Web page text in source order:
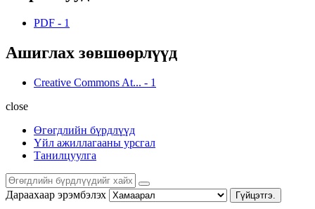
PDF - 1
Ашиглах зөвшөөрлүүд
Creative Commons At... - 1
close
Өгөгдлийн бүрдлүүд
Үйл ажиллагааны урсгал
Танилцуулга
Дараахаар эрэмбэлэх Гүйцэтгэ.